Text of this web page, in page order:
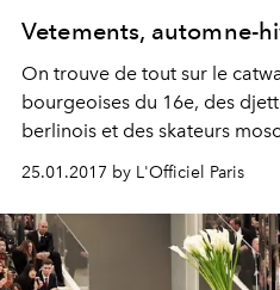
Vetements, automne-
On trouve de tout sur le
bourgeoises du 16e, des
berlinois et des skateurs
éclectique, passe du tout au
et sa bande avaient
de manche (trop longue)
les thèmes. Kant l'avait
philosophie sur les ruines
25.01.2017 by L'Officiel Paris